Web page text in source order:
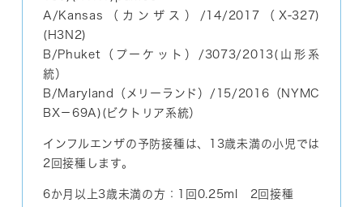
A/Kansas（カンザス）/14/2017（X-327)
(H3N2)
B/Phuket（プーケット）/3073/2013(山形系
統）
B/Maryland（メリーランド）/15/2016（NYMC
BX－69A)(ビクトリア系統）
インフルエンザの予防接種は、13歳未満の小児では
2回接種します。
6か月以上3歳未満の方：1回0.25ml 2回接種